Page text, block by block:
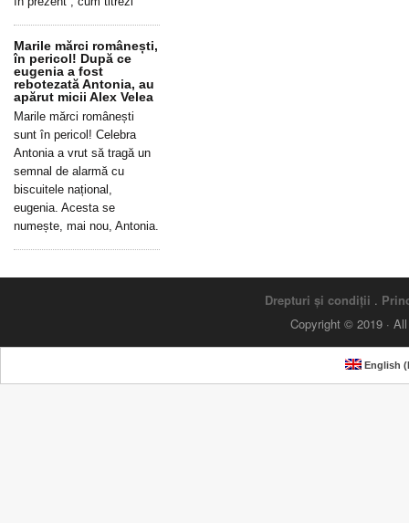
Marile mărci românești,
în pericol! După ce
eugenia a fost
rebotezată Antonia, au
apărut micii Alex Velea
Marile mărci românești
sunt în pericol! Celebra
Antonia a vrut să tragă un
semnal de alarmă cu
biscuitele național,
eugenia. Acesta se
numește, mai nou, Antonia.
Drepturi și condiții .
Copyright © 2019 ·
English (